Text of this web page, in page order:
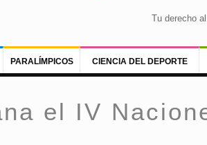
Tu derecho
PARALÍMPICOS CIENCIA DEL DEPORTE
el IV